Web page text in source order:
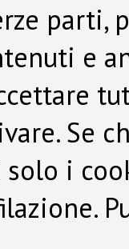
parti,
e
Se
i